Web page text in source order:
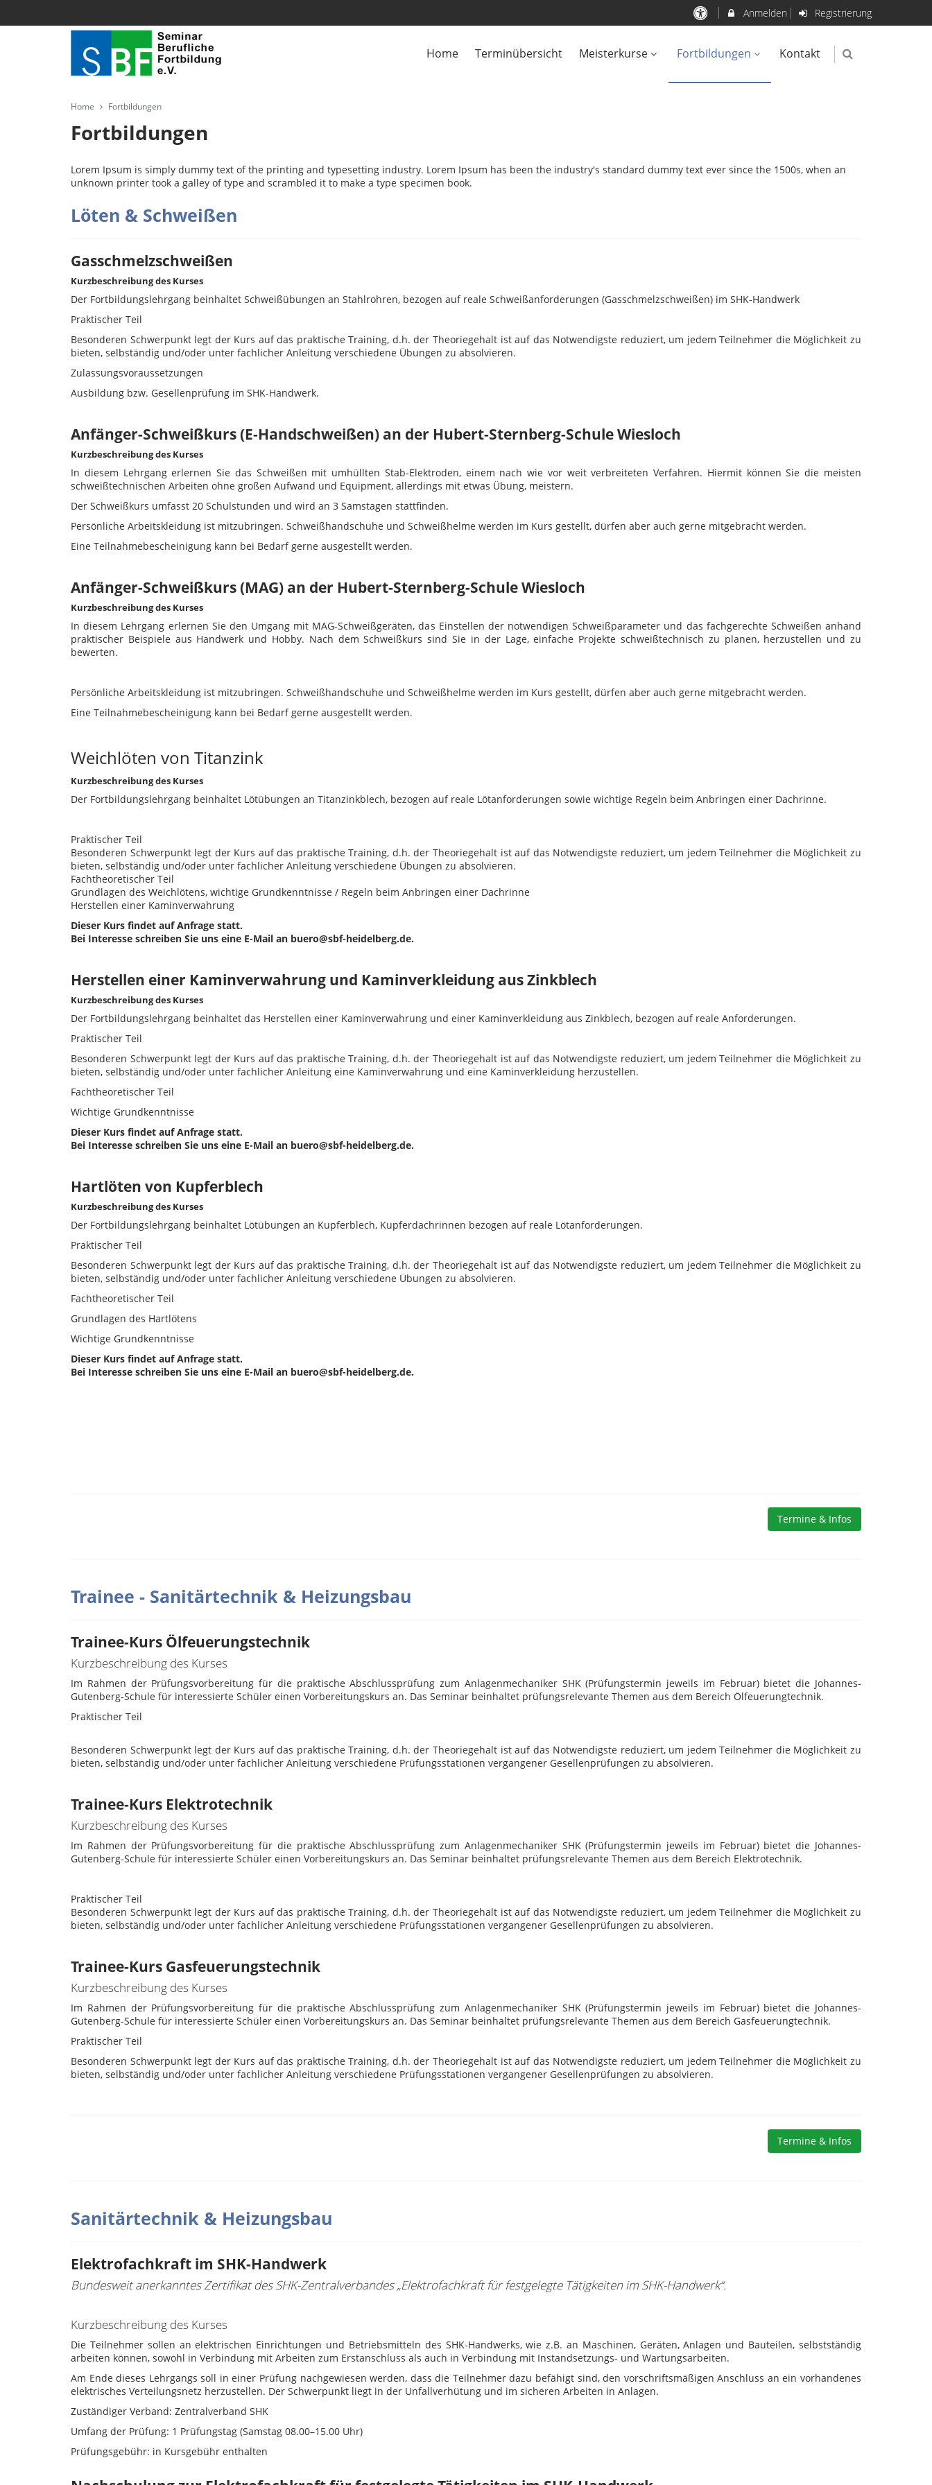
Anmelden Registrierung
Home Terminübersicht Meisterkurse Fortbildungen Kontakt
Home Fortbildungen
Fortbildungen
Lorem Ipsum is simply dummy text of the printing and typesetting industry. Lorem Ipsum has been the industry's standard dummy text ever since the 1500s, when an
unknown printer took a galley of type and scrambled it to make a type specimen book.
Löten & Schweißen
Gasschmelzschweißen
Kurzbeschreibung des Kurses
Der Fortbildungslehrgang beinhaltet Schweißübungen an Stahlrohren, bezogen auf reale Schweißanforderungen (Gasschmelzschweißen) im SHK-Handwerk
Praktischer Teil
Besonderen Schwerpunkt legt der Kurs auf das praktische Training, d.h. der Theoriegehalt ist auf das Notwendigste reduziert, um jedem Teilnehmer die Möglichkeit zu
bieten, selbständig und/oder unter fachlicher Anleitung verschiedene Übungen zu absolvieren.
Zulassungsvoraussetzungen
Ausbildung bzw. Gesellenprüfung im SHK-Handwerk.
Anfänger-Schweißkurs (E-Handschweißen) an der Hubert-Sternberg-Schule Wiesloch
Kurzbeschreibung des Kurses
In diesem Lehrgang erlernen Sie das Schweißen mit umhüllten Stab-Elektroden, einem nach wie vor weit verbreiteten Verfahren. Hiermit können Sie die meisten
schweißtechnischen Arbeiten ohne großen Aufwand und Equipment, allerdings mit etwas Übung, meistern.
Der Schweißkurs umfasst 20 Schulstunden und wird an 3 Samstagen stattfinden.
Persönliche Arbeitskleidung ist mitzubringen. Schweißhandschuhe und Schweißhelme werden im Kurs gestellt, dürfen aber auch gerne mitgebracht werden.
Eine Teilnahmebescheinigung kann bei Bedarf gerne ausgestellt werden.
Anfänger-Schweißkurs (MAG) an der Hubert-Sternberg-Schule Wiesloch
Kurzbeschreibung des Kurses
In diesem Lehrgang erlernen Sie den Umgang mit MAG-Schweißgeräten, das Einstellen der notwendigen Schweißparameter und das fachgerechte Schweißen anhand
praktischer Beispiele aus Handwerk und Hobby. Nach dem Schweißkurs sind Sie in der Lage, einfache Projekte schweißtechnisch zu planen, herzustellen und zu
bewerten.
Persönliche Arbeitskleidung ist mitzubringen. Schweißhandschuhe und Schweißhelme werden im Kurs gestellt, dürfen aber auch gerne mitgebracht werden.
Eine Teilnahmebescheinigung kann bei Bedarf gerne ausgestellt werden.
Weichlöten von Titanzink
Kurzbeschreibung des Kurses
Der Fortbildungslehrgang beinhaltet Lötübungen an Titanzinkblech, bezogen auf reale Lötanforderungen sowie wichtige Regeln beim Anbringen einer Dachrinne.
Praktischer Teil
Besonderen Schwerpunkt legt der Kurs auf das praktische Training, d.h. der Theoriegehalt ist auf das Notwendigste reduziert, um jedem Teilnehmer die Möglichkeit zu
bieten, selbständig und/oder unter fachlicher Anleitung verschiedene Übungen zu absolvieren.
Fachtheoretischer Teil
Grundlagen des Weichlötens, wichtige Grundkenntnisse / Regeln beim Anbringen einer Dachrinne
Herstellen einer Kaminverwahrung
Dieser Kurs findet auf Anfrage statt.
Bei Interesse schreiben Sie uns eine E-Mail an buero@sbf-heidelberg.de.
Herstellen einer Kaminverwahrung und Kaminverkleidung aus Zinkblech
Kurzbeschreibung des Kurses
Der Fortbildungslehrgang beinhaltet das Herstellen einer Kaminverwahrung und einer Kaminverkleidung aus Zinkblech, bezogen auf reale Anforderungen.
Praktischer Teil
Besonderen Schwerpunkt legt der Kurs auf das praktische Training, d.h. der Theoriegehalt ist auf das Notwendigste reduziert, um jedem Teilnehmer die Möglichkeit zu
bieten, selbständig und/oder unter fachlicher Anleitung eine Kaminverwahrung und eine Kaminverkleidung herzustellen.
Fachtheoretischer Teil
Wichtige Grundkenntnisse
Dieser Kurs findet auf Anfrage statt.
Bei Interesse schreiben Sie uns eine E-Mail an buero@sbf-heidelberg.de.
Hartlöten von Kupferblech
Kurzbeschreibung des Kurses
Der Fortbildungslehrgang beinhaltet Lötübungen an Kupferblech, Kupferdachrinnen bezogen auf reale Lötanforderungen.
Praktischer Teil
Besonderen Schwerpunkt legt der Kurs auf das praktische Training, d.h. der Theoriegehalt ist auf das Notwendigste reduziert, um jedem Teilnehmer die Möglichkeit zu
bieten, selbständig und/oder unter fachlicher Anleitung verschiedene Übungen zu absolvieren.
Fachtheoretischer Teil
Grundlagen des Hartlötens
Wichtige Grundkenntnisse
Dieser Kurs findet auf Anfrage statt.
Bei Interesse schreiben Sie uns eine E-Mail an buero@sbf-heidelberg.de.
Termine & Infos
Trainee - Sanitärtechnik & Heizungsbau
Trainee-Kurs Ölfeuerungstechnik
Kurzbeschreibung des Kurses
Im Rahmen der Prüfungsvorbereitung für die praktische Abschlussprüfung zum Anlagenmechaniker SHK (Prüfungstermin jeweils im Februar) bietet die Johannes-
Gutenberg-Schule für interessierte Schüler einen Vorbereitungskurs an. Das Seminar beinhaltet prüfungsrelevante Themen aus dem Bereich Ölfeuerungtechnik.
Praktischer Teil
Besonderen Schwerpunkt legt der Kurs auf das praktische Training, d.h. der Theoriegehalt ist auf das Notwendigste reduziert, um jedem Teilnehmer die Möglichkeit zu
bieten, selbständig und/oder unter fachlicher Anleitung verschiedene Prüfungsstationen vergangener Gesellenprüfungen zu absolvieren.
Trainee-Kurs Elektrotechnik
Kurzbeschreibung des Kurses
Im Rahmen der Prüfungsvorbereitung für die praktische Abschlussprüfung zum Anlagenmechaniker SHK (Prüfungstermin jeweils im Februar) bietet die Johannes-
Gutenberg-Schule für interessierte Schüler einen Vorbereitungskurs an. Das Seminar beinhaltet prüfungsrelevante Themen aus dem Bereich Elektrotechnik.
Praktischer Teil
Besonderen Schwerpunkt legt der Kurs auf das praktische Training, d.h. der Theoriegehalt ist auf das Notwendigste reduziert, um jedem Teilnehmer die Möglichkeit zu
bieten, selbständig und/oder unter fachlicher Anleitung verschiedene Prüfungsstationen vergangener Gesellenprüfungen zu absolvieren.
Trainee-Kurs Gasfeuerungstechnik
Kurzbeschreibung des Kurses
Im Rahmen der Prüfungsvorbereitung für die praktische Abschlussprüfung zum Anlagenmechaniker SHK (Prüfungstermin jeweils im Februar) bietet die Johannes-
Gutenberg-Schule für interessierte Schüler einen Vorbereitungskurs an. Das Seminar beinhaltet prüfungsrelevante Themen aus dem Bereich Gasfeuerungtechnik.
Praktischer Teil
Besonderen Schwerpunkt legt der Kurs auf das praktische Training, d.h. der Theoriegehalt ist auf das Notwendigste reduziert, um jedem Teilnehmer die Möglichkeit zu
bieten, selbständig und/oder unter fachlicher Anleitung verschiedene Prüfungsstationen vergangener Gesellenprüfungen zu absolvieren.
Termine & Infos
Sanitärtechnik & Heizungsbau
Elektrofachkraft im SHK-Handwerk
Bundesweit anerkanntes Zertifikat des SHK-Zentralverbandes „Elektrofachkraft für festgelegte Tätigkeiten im SHK-Handwerk“.
Kurzbeschreibung des Kurses
Die Teilnehmer sollen an elektrischen Einrichtungen und Betriebsmitteln des SHK-Handwerks, wie z.B. an Maschinen, Geräten, Anlagen und Bauteilen, selbstständig
arbeiten können, sowohl in Verbindung mit Arbeiten zum Erstanschluss als auch in Verbindung mit Instandsetzungs- und Wartungsarbeiten.
Am Ende dieses Lehrgangs soll in einer Prüfung nachgewiesen werden, dass die Teilnehmer dazu befähigt sind, den vorschriftsmäßigen Anschluss an ein vorhandenes
elektrisches Verteilungsnetz herzustellen. Der Schwerpunkt liegt in der Unfallverhütung und im sicheren Arbeiten in Anlagen.
Zuständiger Verband: Zentralverband SHK
Umfang der Prüfung: 1 Prüfungstag (Samstag 08.00–15.00 Uhr)
Prüfungsgebühr: in Kursgebühr enthalten